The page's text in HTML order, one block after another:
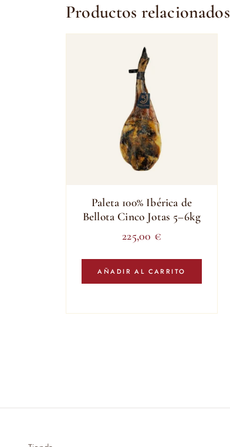
Productos relacionados
Paleta 100% Ibérica de
Bellota Cinco Jotas 5–6kg
225,00 €
AÑADIR AL CARRITO